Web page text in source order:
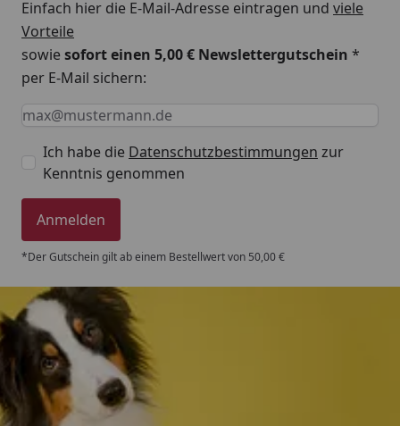
Einfach hier die E-Mail-Adresse eintragen und viele
Vorteile
sowiesofort einen 5,00 € Newslettergutschein *
per E-Mail sichern:
Keine Eingabe erforderlich
Eingabe erforderlich
E-Mail *
Ich habe die Datenschutzbestimmungen zur
Kenntnis genommen
Anmelden
*Der Gutschein gilt ab einem Bestellwert von 50,00 €
Trusted Shops